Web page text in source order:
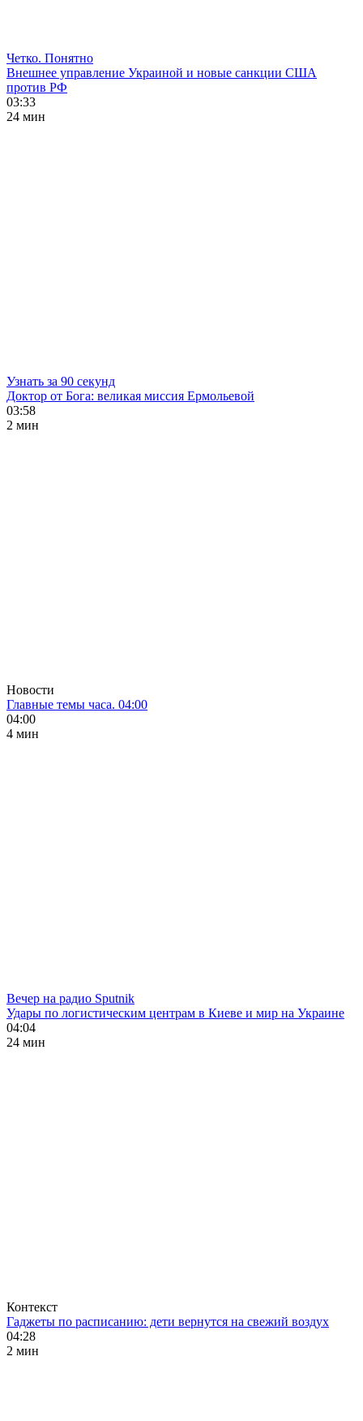
Четко. Понятно
Внешнее управление Украиной и новые санкции США
против РФ
03:33
24 мин
Узнать за 90 секунд
Доктор от Бога: великая миссия Ермольевой
03:58
2 мин
Новости
Главные темы часа. 04:00
04:00
4 мин
Вечер на радио Sputnik
Удары по логистическим центрам в Киеве и мир на Украине
04:04
24 мин
Контекст
Гаджеты по расписанию: дети вернутся на свежий воздух
04:28
2 мин